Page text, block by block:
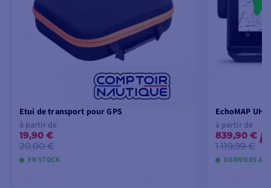
Etui de transport pour GPS
à partir de
19,90 €
20,00 €
EN STOCK
EchoMAP
à partir de
839,90 €
1 119,99 €
DERNIERS